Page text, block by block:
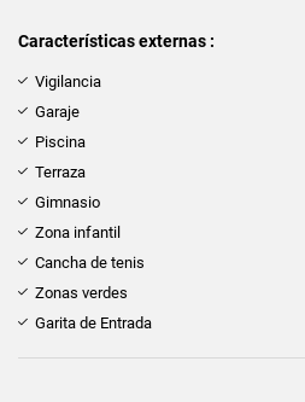
Características externas :
Vigilancia
Garaje
Piscina
Terraza
Gimnasio
Zona infantil
Cancha de tenis
Zonas verdes
Garita de Entrada